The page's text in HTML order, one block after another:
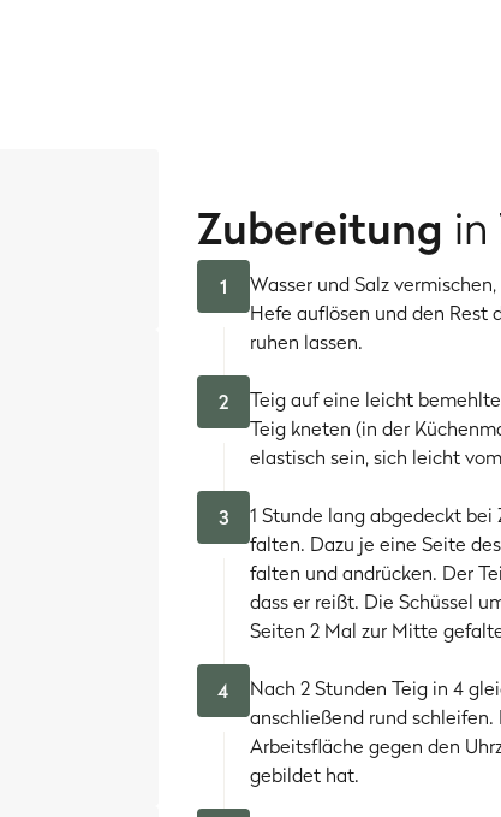
Zubereitung
1
Wasser und Salz
Hefe auflösen und den Rest
ruhen lassen.
2
Teig auf eine leicht
Teig kneten (in der
elastisch sein, sich leicht
3
1 Stunde lang abgedeckt
falten. Dazu je eine Seite
falten und andrücken. Der
dass er reißt. Die Schüssel
Seiten 2 Mal zur Mitte
4
Nach 2 Stunden Teig in 4
anschließend rund
Arbeitsfläche gegen den
gebildet hat.